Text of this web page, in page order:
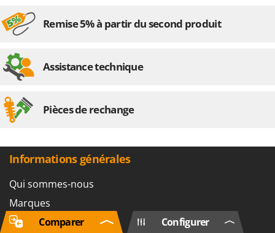
Remise 5% à partir du second produit
Assistance technique
Pièces de rechange
Informations générales
Qui sommes-nous
Marques
Recrutement
Configurer
Comparer